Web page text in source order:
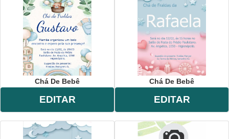
Chá De Bebê
EDITAR
Chá De Bebê
EDITAR